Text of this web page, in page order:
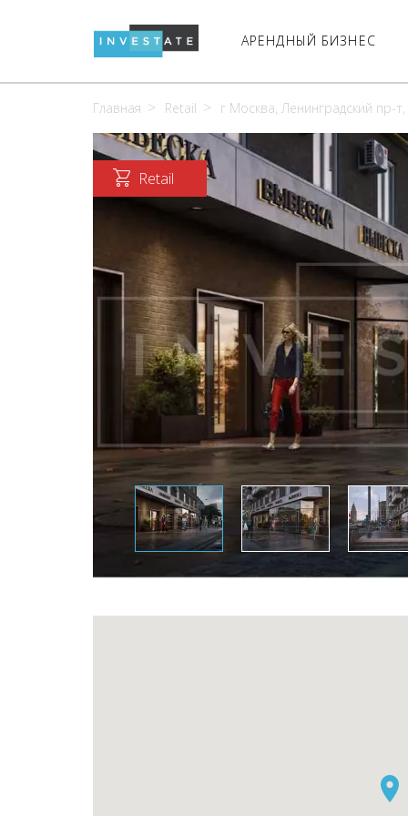
АРЕНДНЫЙ БИЗНЕС
Главная Retail г Москва, Ленинградский пр-
Retail